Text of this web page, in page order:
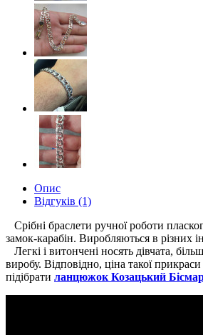
Опис
Відгуків (1)
Срібні браслети ручної роботи
замок-карабін. Виробляються в різних
Легкі і витончені носять дівчата,
виробу. Відповідно, ціна такої
підібрати ланцюжок Козацький